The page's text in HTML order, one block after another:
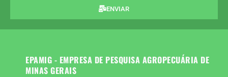
ENVIAR
EPAMIG - EMPRESA DE PESQUISA AGROPECUÁRIA DE
MINAS GERAIS